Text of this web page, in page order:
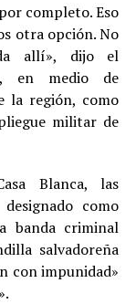
completo. Eso
otra opción. No
allí», dijo el
en medio de
la región, como
militar de
Blanca, las
como
banda criminal
salvadoreña
con impunidad»